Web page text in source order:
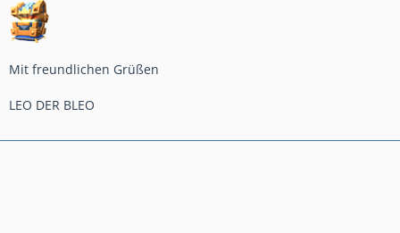
Mit freundlichen Grüßen
LEO DER BLEO